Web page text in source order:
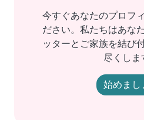
今すぐあなたのプロフ
ださい。私たちはあな
ッターとご家族を結び
尽くしま
始めまし